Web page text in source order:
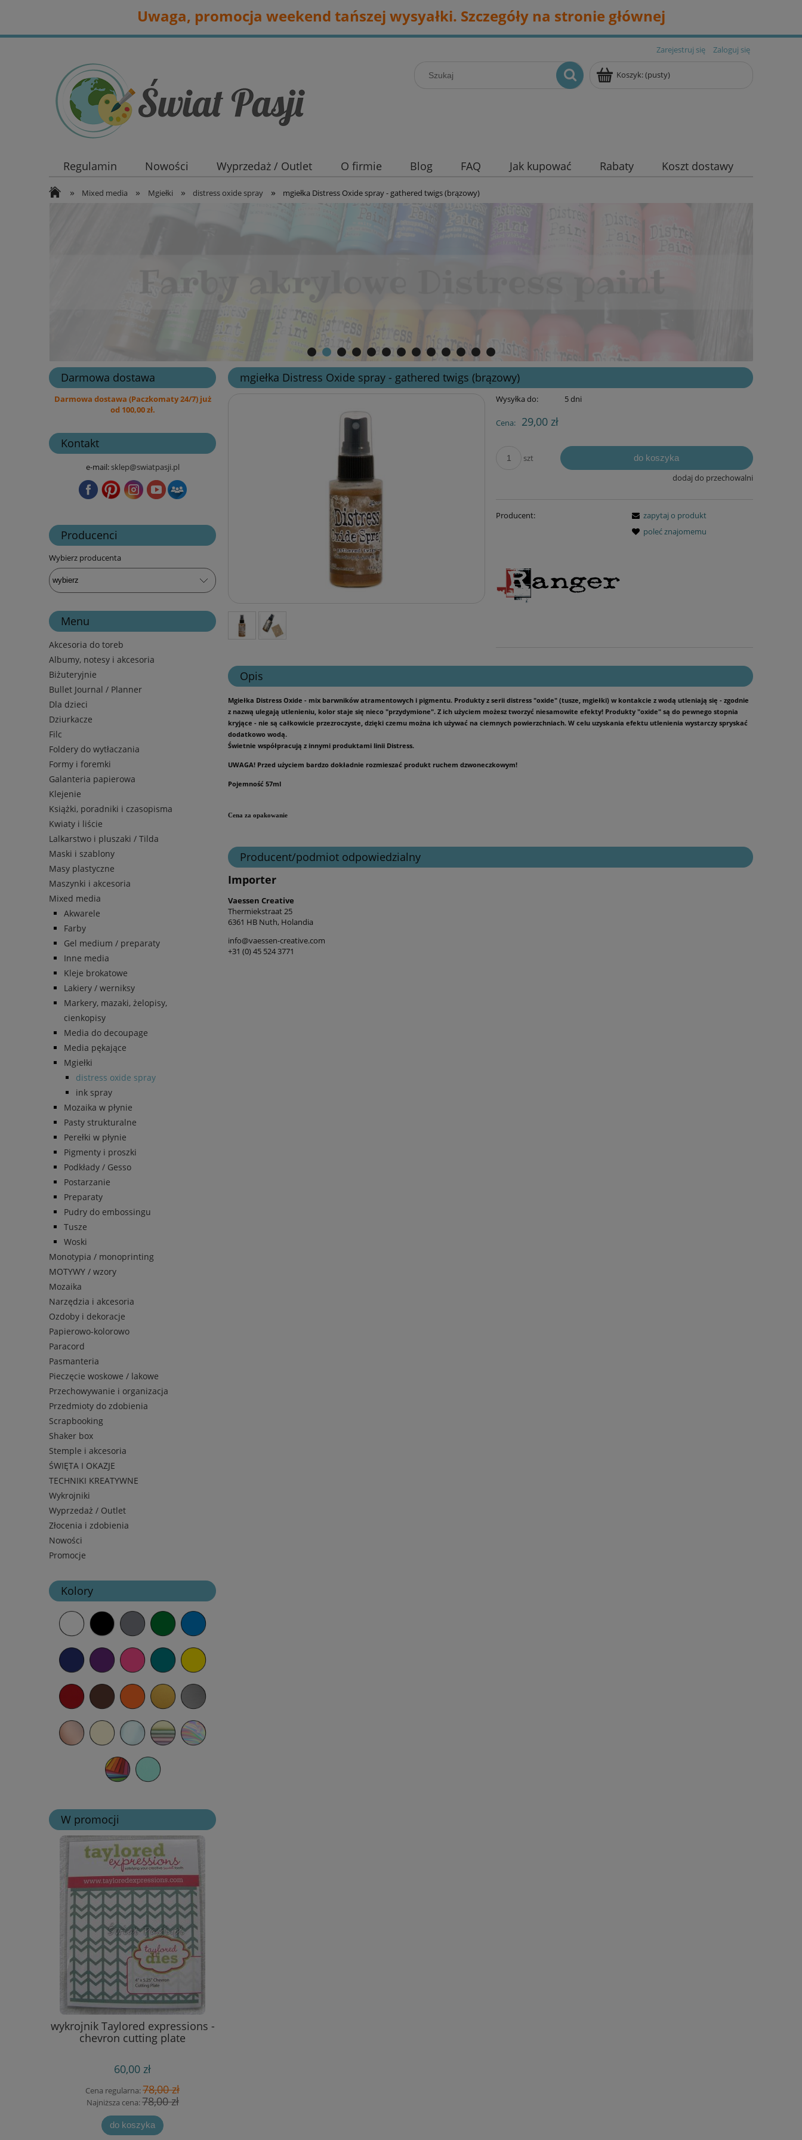
Uwaga, promocja weekend tańszej wysyałki. Szczegóły na stronie głównej
Zarejestruj się Zaloguj się
Koszyk:(pusty)
Regulamin Nowości Wyprzedaż / Outlet O firmie Blog FAQ Jak kupować Rabaty Koszt dostawy
» Mixed media » Mgiełki » distress oxide spray » mgiełka Distress Oxide spray - gathered twigs (brązowy)
Darmowa dostawa
Darmowa dostawa (Paczkomaty 24/7) już
od 100,00 zł.
Kontakt
e-mail:sklep@swiatpasji.pl
Producenci
Wybierz producenta
Menu
Akcesoria do toreb
Albumy, notesy i akcesoria
Biżuteryjnie
Bullet Journal / Planner
Dla dzieci
Dziurkacze
Filc
Foldery do wytłaczania
Formy i foremki
Galanteria papierowa
Klejenie
Książki, poradniki i czasopisma
Kwiaty i liście
Lalkarstwo i pluszaki / Tilda
Maski i szablony
Masy plastyczne
Maszynki i akcesoria
Mixed media
Akwarele
Farby
Gel medium / preparaty
Inne media
Kleje brokatowe
Lakiery / werniksy
Markery, mazaki, żelopisy,
cienkopisy
Media do decoupage
Media pękające
Mgiełki
distress oxide spray
ink spray
Mozaika w płynie
Pasty strukturalne
Perełki w płynie
Pigmenty i proszki
Podkłady / Gesso
Postarzanie
Preparaty
Pudry do embossingu
Tusze
Woski
Monotypia / monoprinting
MOTYWY / wzory
Mozaika
Narzędzia i akcesoria
Ozdoby i dekoracje
Papierowo-kolorowo
Paracord
Pasmanteria
Pieczęcie woskowe / lakowe
Przechowywanie i organizacja
Przedmioty do zdobienia
Scrapbooking
Shaker box
Stemple i akcesoria
ŚWIĘTA I OKAZJE
TECHNIKI KREATYWNE
Wykrojniki
Wyprzedaż / Outlet
Złocenia i zdobienia
Nowości
Promocje
Kolory
W promocji
wykrojnik Taylored expressions -
chevron cutting plate
60,00 zł
Cena regularna:78,00 zł
Najniższa cena:78,00 zł
do koszyka
mgiełka Distress Oxide spray - gathered twigs (brązowy)
Wysyłka do: 5 dni
Cena: 29,00 zł
szt do koszyka
dodaj do przechowalni
Producent:
zapytaj o produkt
poleć znajomemu
Opis
Mgiełka Distress Oxide - mix barwników atramentowych i pigmentu. Produkty z serii distress "oxide" (tusze, mgiełki) w kontakcie z wodą utleniają się - zgodnie
z nazwą ulegają utlenieniu, kolor staje się nieco "przydymione". Z ich użyciem możesz tworzyć niesamowite efekty! Produkty "oxide" są do pewnego stopnia
kryjące - nie są całkowicie przezroczyste, dzięki czemu można ich używać na ciemnych powierzchniach. W celu uzyskania efektu utlenienia wystarczy spryskać
dodatkowo wodą.
Świetnie współpracują z innymi produktami linii Distress.
UWAGA! Przed użyciem bardzo dokładnie rozmieszać produkt ruchem dzwoneczkowym!
Pojemność 57ml
Cena za opakowanie
Producent/podmiot odpowiedzialny
Importer
Vaessen Creative
Thermiekstraat 25
6361 HB Nuth, Holandia
info@vaessen-creative.com
+31 (0) 45 524 3771